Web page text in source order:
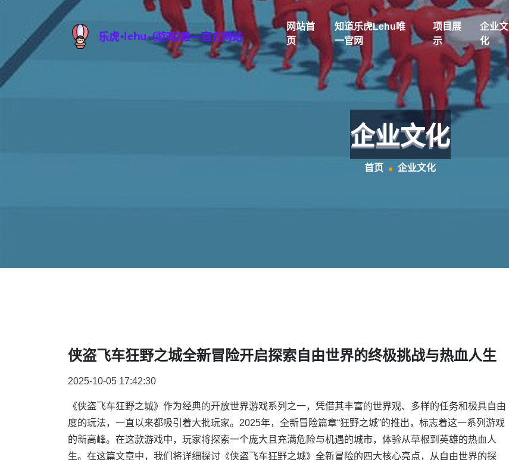
网站首
页
知道乐虎lehu唯
一官网
项目展
示
企业文
化
企业文化
首页 企业文化
侠盗飞车狂野之城全新冒险开启探索自由世界的终极挑战与热血人生
2025-10-05 17:42:30
《侠盗飞车狂野之城》作为经典的开放世界游戏系列之一，凭借其丰富的世界观、多样的任务和极具自由
度的玩法，一直以来都吸引着大批玩家。2025年，全新冒险篇章“狂野之城”的推出，标志着这一系列游戏
的新高峰。在这款游戏中，玩家将探索一个庞大且充满危险与机遇的城市，体验从草根到英雄的热血人
生。在这篇文章中，我们将详细探讨《侠盗飞车狂野之城》全新冒险的四大核心亮点，从自由世界的探